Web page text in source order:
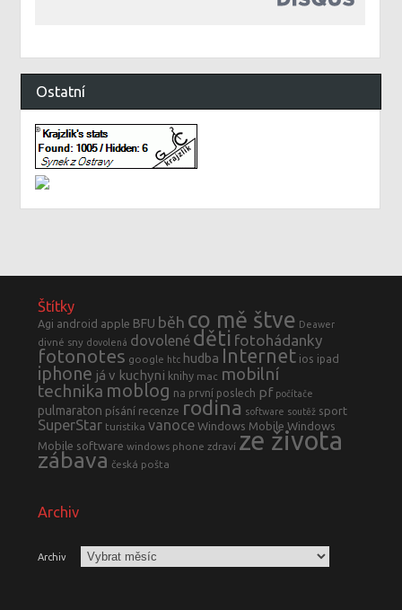
Ostatní
Štítky
Agi android apple BFU běh co mě štve Deawer
divné sny dovolená dovolené děti fotohádanky
fotonotes google htc hudba Internet ios ipad
iphone já v kuchyni knihy mac mobilní
technika moblog na první poslech pf počítače
pulmaraton písání recenze rodina software soutěž sport
SuperStar turistika vanoce Windows Mobile Windows
Mobile software windows phone zdraví ze života
zábava česká pošta
Archiv
Archiv